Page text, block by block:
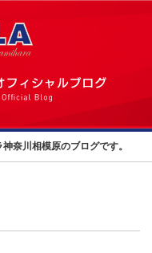
奈川相模原のブログです。